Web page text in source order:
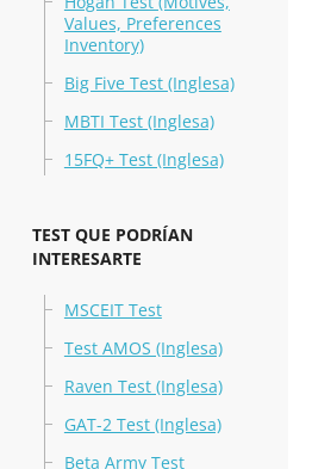
Values, Preferences
Inventory)
Big Five Test (Inglesa)
MBTI Test (Inglesa)
15FQ+ Test (Inglesa)
TEST QUE PODRÍAN
INTERESARTE
MSCEIT Test
Test AMOS (Inglesa)
Raven Test (Inglesa)
GAT-2 Test (Inglesa)
Beta Army Test